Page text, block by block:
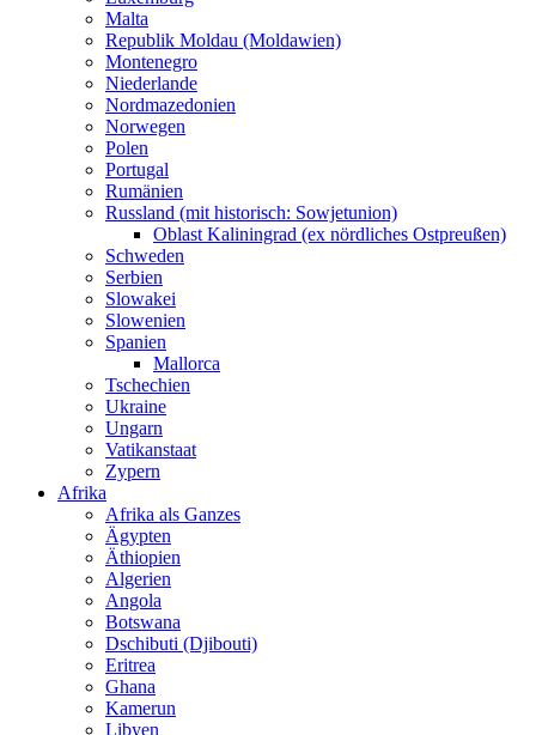
Malta
Republik Moldau (Moldawien)
Montenegro
Niederlande
Nordmazedonien
Norwegen
Polen
Portugal
Rumänien
Russland (mit historisch: Sowjetunion)
Oblast Kaliningrad (ex nördliches Ostpreußen)
Schweden
Serbien
Slowakei
Slowenien
Spanien
Mallorca
Tschechien
Ukraine
Ungarn
Vatikanstaat
Zypern
Afrika
Afrika als Ganzes
Ägypten
Äthiopien
Algerien
Angola
Botswana
Dschibuti (Djibouti)
Eritrea
Ghana
Kamerun
Libyen